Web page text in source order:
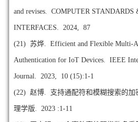
and revises. COMPUTER STANDARDS
INTERFACES. 2024, 87
(21) 苏烨. Efficient and Flexible Multi-
Authentication for IoT Devices. IEEE
Journal. 2023, 10 (15):1-1
(22) 赵博. 支持通配符和模糊搜索的
理学版. 2023 :1-11